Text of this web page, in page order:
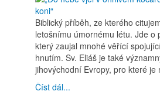
Biblický příběh, ze kterého
letošnímu úmornému létu. Jde o
který zaujal mnohé věřící
hnutím. Sv. Eliáš je také
jihovýchodní Evropy, pro které
Číst dál...